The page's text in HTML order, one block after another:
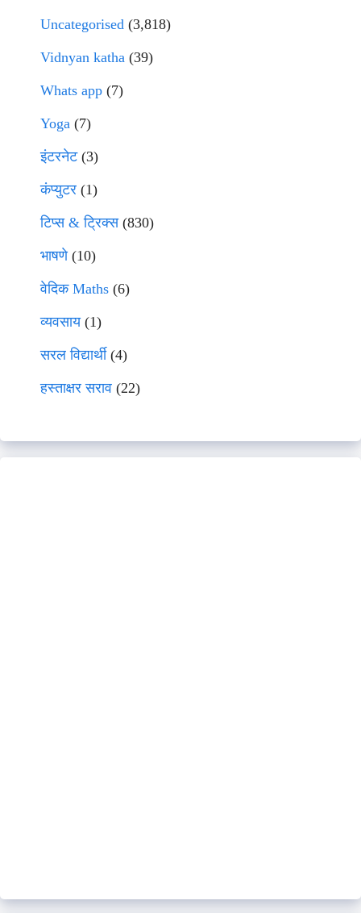
Uncategorised (3,818)
Vidnyan katha (39)
Whats app (7)
Yoga (7)
इंटरनेट(3)
कंप्युटर (1)
टिप्स & ट्रिक्स(830)
भाषणे(10)
वेदिक Maths (6)
व्यवसाय(1)
सरल विद्यार्थी(4)
हस्ताक्षर सराव (22)